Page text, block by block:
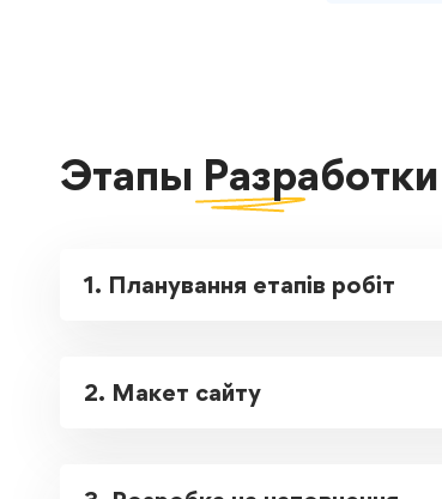
Этапы Разработки
1. Планування етапів робіт
2. Макет сайту